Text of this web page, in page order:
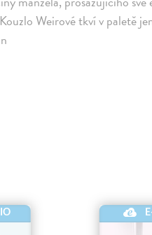
Weirové tkví v paletě